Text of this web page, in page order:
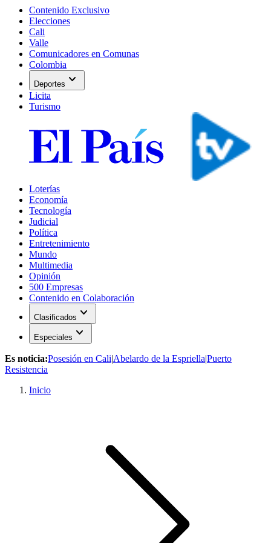
Contenido Exclusivo
Elecciones
Cali
Valle
Comunicadores en Comunas
Colombia
Deportes expand_more
Licita
Turismo
Loterías
Economía
Tecnología
Judicial
Política
Entretenimiento
Mundo
Multimedia
Opinión
500 Empresas
Contenido en Colaboración
Clasificados expand_more
Especiales expand_more
Es noticia:Posesión en Cali|Abelardo de la Espriella|Puerto
Resistencia
Inicio